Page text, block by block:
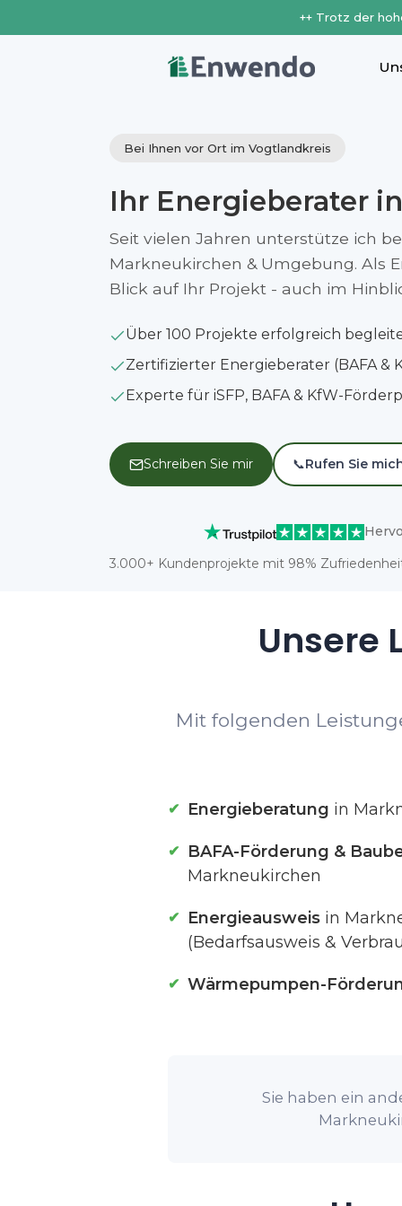
++ Trotz der
Bei Ihnen vor Ort im Vogtlandkreis
Ihr Energieberater
Seit vielen Jahren unterstütze ich
Markneukirchen & Umgebung. Als
Blick auf Ihr Projekt - auch im
Über 100 Projekte erfolgreich
Zertifizierter Energieberater (BAFA &
Experte für iSFP, BAFA & KfW-
Schreiben Sie mir 📞Rufen Sie
3.000+ Kundenprojekte mit 98%
Unsere
Mit folgenden
Energieberatung in
BAFA-Förderung &
Markneukirchen
Energieausweis in
(Bedarfsausweis &
Wärmepumpen-
Sie haben ein